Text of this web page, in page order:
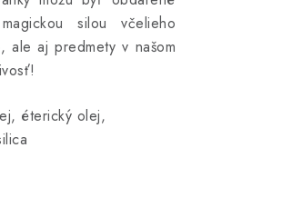
silou včelieho
ale aj predmety v našom
éterický olej,